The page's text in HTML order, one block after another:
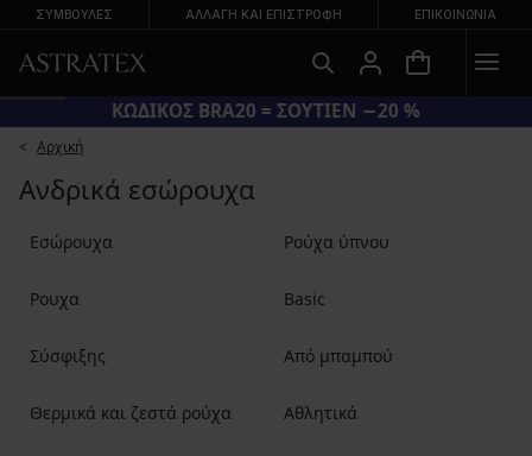
ΣΥΜΒΟΥΛΕΣ ΑΛΛΑΓΉ ΚΑΙ ΕΠΙΣΤΡΟΦΉ ΕΠΙΚΟΙΝΩΝΊΑ
ΚΩΔΙΚΟΣ BRA20 = ΣΟΥΤΙΕΝ −20 %
Αρχική
Ανδρικά εσώρουχα
Εσώρουχα Ρούχα ύπνου
Ρουχα Basic
Σύσφιξης Από μπαμπού
Θερμικά και ζεστά ρούχα Αθλητικά